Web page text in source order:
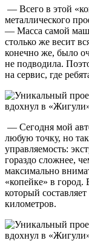
— Всего в этой
металлического
— Масса самой
столько же весит
конечно же, было
не подводила.
на сервис, где
— Сегодня мой
любую точку, но
управляемость:
гораздо сложнее,
максимально
«копейке» в город.
который
километров.